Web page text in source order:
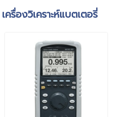
เครื่องวิเคราะห์แบตเตอรี่